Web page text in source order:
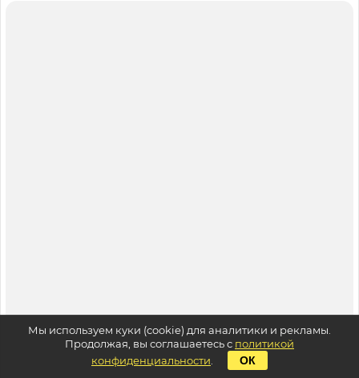
Мы используем куки (cookie) для аналитики и рекламы.
Продолжая, вы соглашаетесь с политикой
конфиденциальности
ОК